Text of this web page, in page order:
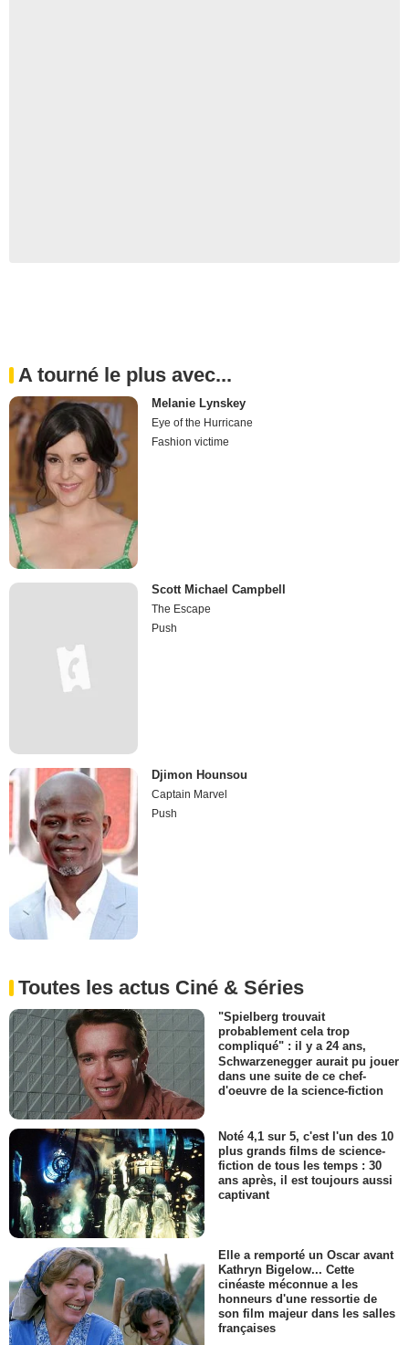
A tourné le plus avec...
Melanie Lynskey
Eye of the Hurricane
Fashion victime
Scott Michael Campbell
The Escape
Push
Djimon Hounsou
Captain Marvel
Push
Toutes les actus Ciné & Séries
"Spielberg trouvait
probablement cela trop
compliqué" : il y a 24 ans,
Schwarzenegger aurait pu jouer
dans une suite de ce chef-
d'oeuvre de la science-fiction
Noté 4,1 sur 5, c'est l'un des 10
plus grands films de science-
fiction de tous les temps : 30
ans après, il est toujours aussi
captivant
Elle a remporté un Oscar avant
Kathryn Bigelow... Cette
cinéaste méconnue a les
honneurs d'une ressortie de
son film majeur dans les salles
françaises